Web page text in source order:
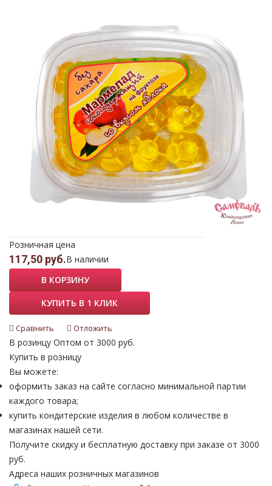
Розничная цена
117,50 руб.В наличии
В КОРЗИНУ
КУПИТЬ В 1 КЛИК
Сравнить Отложить
В розинцу Оптом от 3000 руб.
Купить в розницу
Вы можете:
оформить заказ на сайте согласно минимальной партии
каждого товара;
купить кондитерские изделия в любом количестве в
магазинах нашей сети.
Получите скидку и бесплатную доставку при заказе от 3000
руб.
Адреса наших розничных магазинов